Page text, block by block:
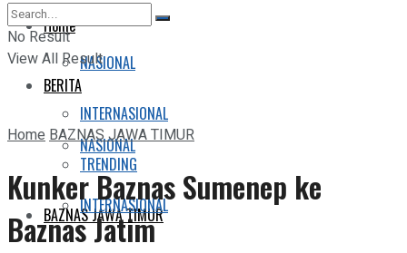
BERITA
NASIONAL
INTERNASIONAL
TRENDING
BAZNAS JAWA TIMUR
Home
BERITA
NASIONAL
INTERNASIONAL
No Result
View All Result
HomeBAZNAS JAWA TIMUR
Kunker Baznas Sumenep ke
Baznas Jatim